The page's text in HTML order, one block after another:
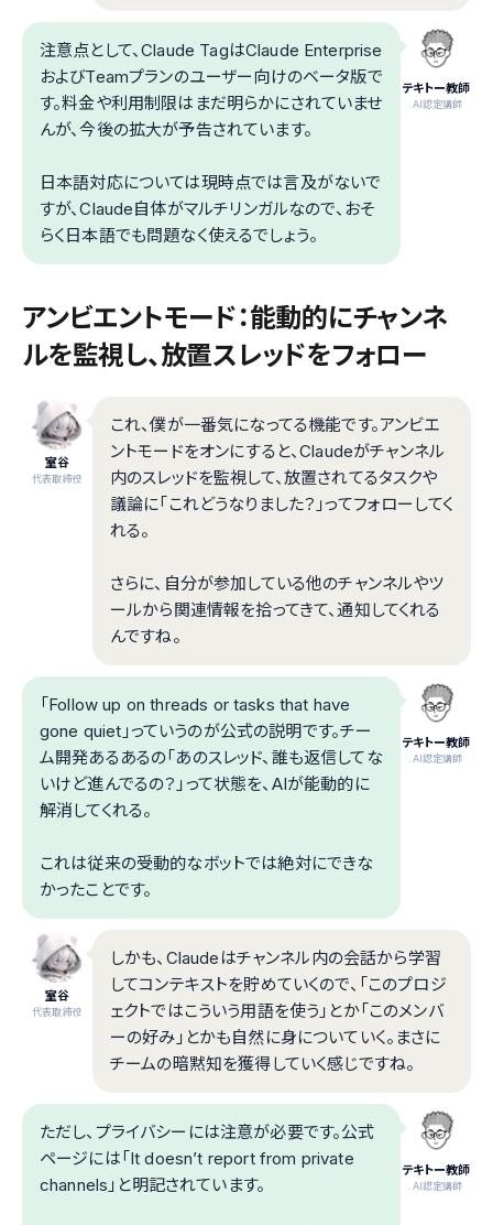
テキトー教師
.AI認定講師
注意点として、Claude TagはClaude Enterprise
およびTeamプランのユーザー向けのベータ版で
す。料金や利用制限はまだ明らかにされていませ
んが、今後の拡大が予告されています。
日本語対応については現時点では言及がないで
すが、Claude自体がマルチリンガルなので、おそ
らく日本語でも問題なく使えるでしょう。
アンビエントモード：能動的にチャンネ
ルを監視し、放置スレッドをフォロー
室谷
代表取締役
これ、僕が一番気になってる機能です。アンビエ
ントモードをオンにすると、Claudeがチャンネル
内のスレッドを監視して、放置されてるタスクや
議論に「これどうなりました？」ってフォローしてく
れる。
さらに、自分が参加している他のチャンネルやツ
ールから関連情報を拾ってきて、通知してくれる
んですね。
テキトー教師
.AI認定講師
「Follow up on threads or tasks that have
gone quiet」っていうのが公式の説明です。チー
ム開発あるあるの「あのスレッド、誰も返信してな
いけど進んでるの？」って状態を、AIが能動的に
解消してくれる。
これは従来の受動的なボットでは絶対にできな
かったことです。
室谷
代表取締役
しかも、Claudeはチャンネル内の会話から学習
してコンテキストを貯めていくので、「このプロジ
ェクトではこういう用語を使う」とか「このメンバ
ーの好み」とかも自然に身についていく。まさに
チームの暗黙知を獲得していく感じですね。
テキトー教師
.AI認定講師
ただし、プライバシーには注意が必要です。公式
ページには「It doesn’t report from private
channels」と明記されています。